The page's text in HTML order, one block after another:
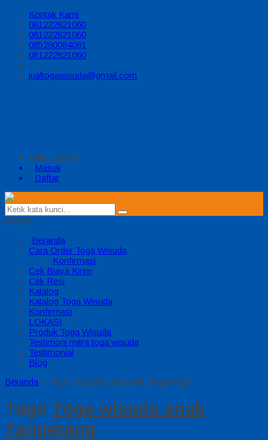
Kontak Kami
081222821060
081222821060
085280084081
081222821060
jualtogawisuda@gmail.com
Halo, Guest!
Masuk
Daftar
MENU
Beranda
Cara Order Toga Wisuda
Konfirmasi
Cek Biaya Kirim
Cek Resi
Katalog
Katalog Toga Wisuda
Konfirmasi
LOKASI
Produk Toga Wisuda
Testimoni mitra toga wisuda
Testimonial
Blog
Beranda » Tags "Toga wisuda anak Tangerang"
Tags Toga wisuda anak
Tangerang